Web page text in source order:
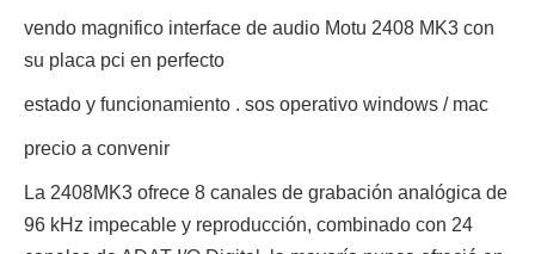
vendo magnifico interface de audio Motu 2408 MK3 con
su placa pci en perfecto
estado y funcionamiento . sos operativo windows / mac
precio a convenir
La 2408MK3 ofrece 8 canales de grabación analógica de
96 kHz impecable y reproducción, combinado con 24